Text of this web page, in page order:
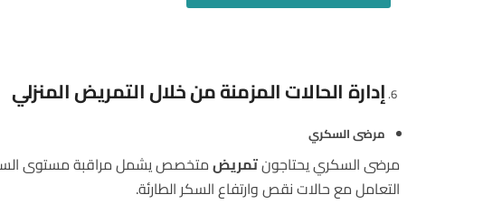
إدارة الحالات المزمنة من خلال التمريض المنزلي
مرضى السكري
مرضى السكري يحتاجونتمريضمتخصص يشمل مراقبة مستوى
التعامل مع حالات نقص وارتفاع السكر الطارئة.